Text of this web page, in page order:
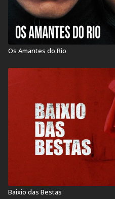
Os Amantes do Rio
Baixio das Bestas